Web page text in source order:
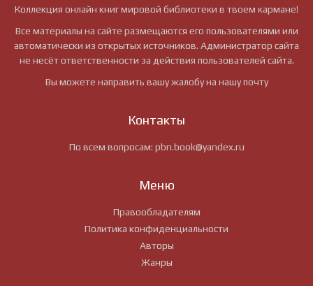
Коллекция онлайн книг мировой библиотеки в твоем кармане!
Все материалы на сайте размещаются его пользователями или
автоматически из открытых источников. Администратор сайта
не несёт ответственности за действия пользователей сайта.
Вы можете направить вашу жалобу на нашу почту
Контакты
По всем вопросам: pbn.book@yandex.ru
Меню
Правообладателям
Политика конфиденциальности
Авторы
Жанры